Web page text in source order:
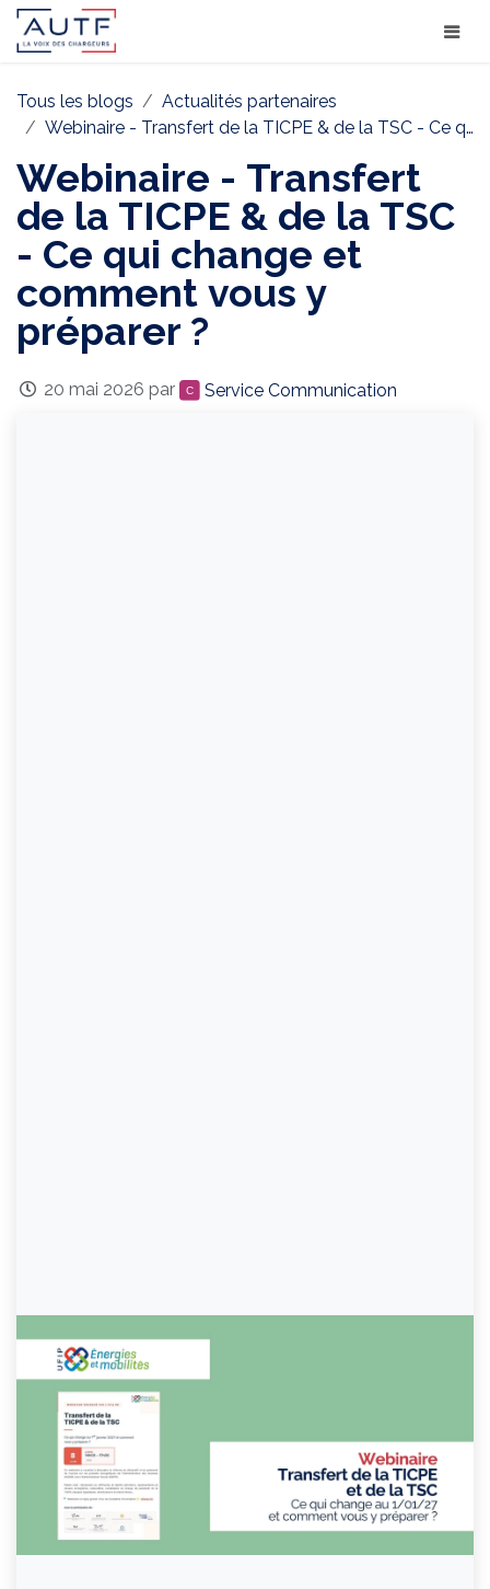
Tous les blogs
Actualités partenaires
Webinaire - Transfert de la TICPE & de la TSC - Ce qui change et comment vous y préparer ?
Webinaire - Transfert
de la TICPE & de la TSC
- Ce qui change et
comment vous y
préparer ?
20 mai 2026 par Service Communication